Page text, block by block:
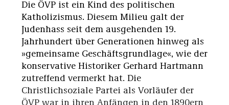
Die ÖVP ist ein Kind des politischen
Katholizismus. Diesem Milieu galt der
Judenhass seit dem ausgehenden 19.
Jahrhundert über Generationen hinweg als
»gemeinsame Geschäftsgrundlage«, wie der
konservative Historiker Gerhard Hartmann
zutreffend vermerkt hat. Die
Christlichsoziale Partei als Vorläufer der
ÖVP war in ihren Anfängen in den 1890ern